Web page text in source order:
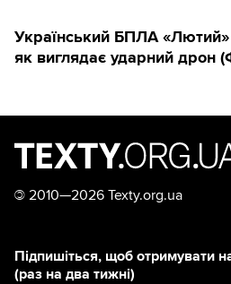
Український БПЛА «Лютий»
як виглядає ударний дрон
© 2010—2026 Texty.org.ua
Підпишіться, щоб отримувати
(раз на два тижні)